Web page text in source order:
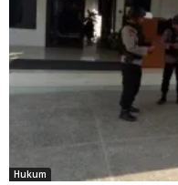
Hukum